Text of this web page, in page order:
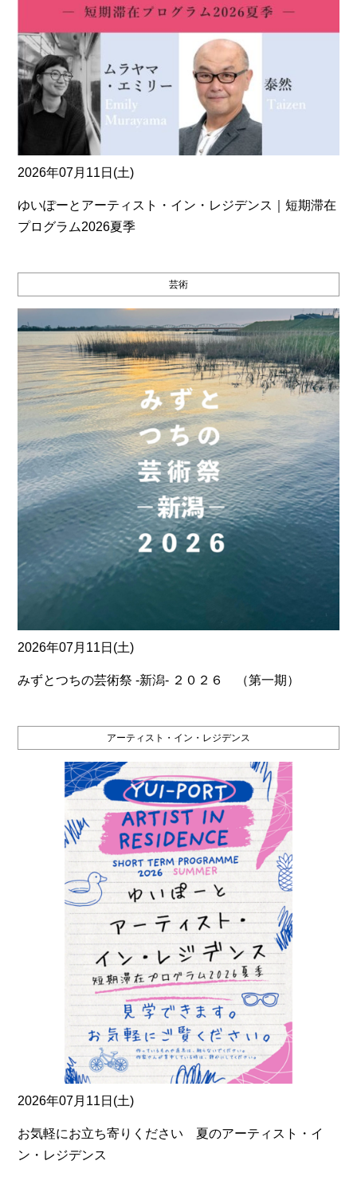
2026年07月11日(土)
ゆいぽーとアーティスト・イン・レジデンス｜短期滞在
プログラム2026夏季
芸術
2026年07月11日(土)
みずとつちの芸術祭 ‐新潟‐ ２０２６ （第一期）
アーティスト・イン・レジデンス
2026年07月11日(土)
お気軽にお立ち寄りください 夏のアーティスト・イ
ン・レジデンス